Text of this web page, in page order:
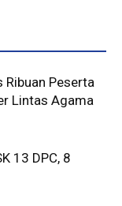
Ribuan Peserta
Lintas Agama
13 DPC, 8